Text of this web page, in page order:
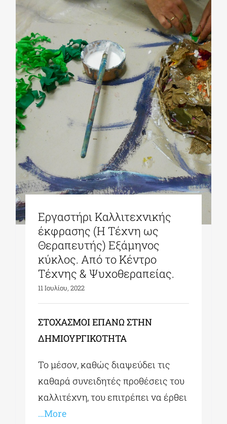
Εργαστήρι Καλλιτεχνικής
έκφρασης (Η Τέχνη ως
Θεραπευτής) Εξάμηνος
κύκλος. Από το Κέντρο
Τέχνης & Ψυχοθεραπείας.
11 Ιουλίου, 2022
ΣΤΟΧΑΣΜΟΙΕΠΑΝΩ ΣΤΗΝ
ΔΗΜΙΟΥΡΓΙΚΟΤΗΤΑ
Το μέσον, καθώς διαψεύδει τις
καθαρά συνειδητές προθέσεις του
καλλιτέχνη, του επιτρέπει να έρθει
…More